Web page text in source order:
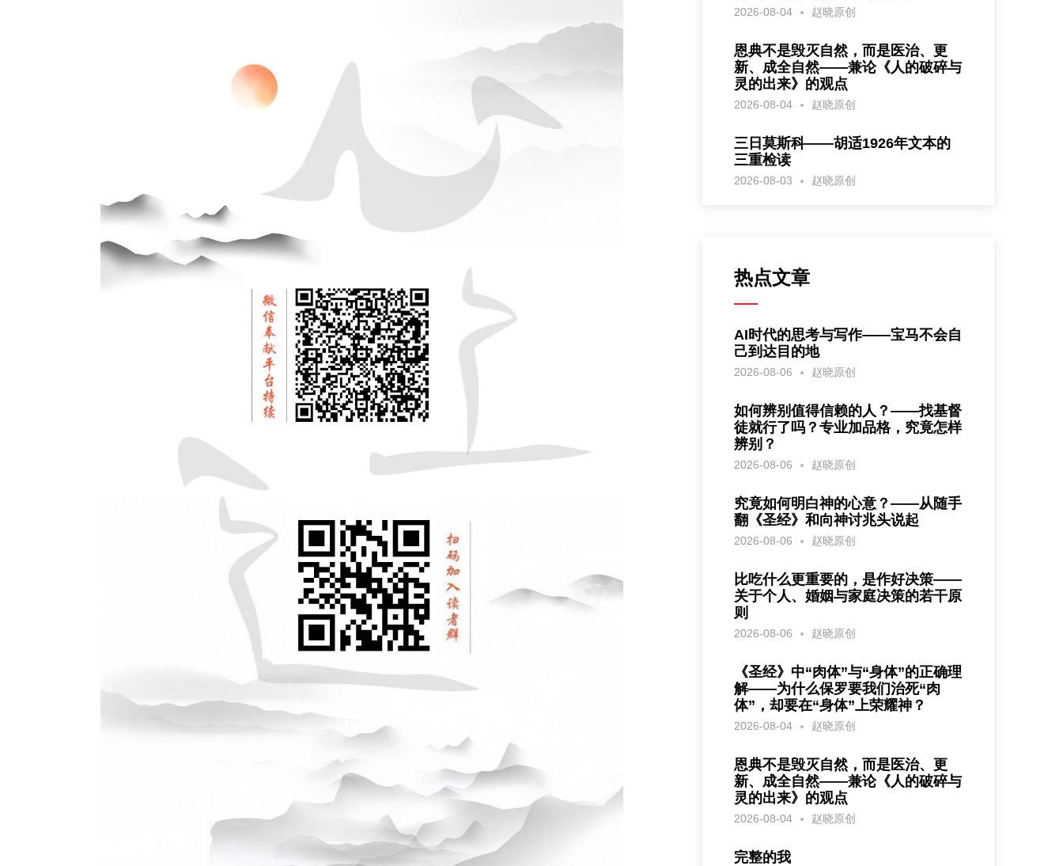
2026-08-04 赵晓原创
恩典不是毁灭自然，而是医治、更
新、成全自然——兼论《人的破碎与
灵的出来》的观点
2026-08-04 赵晓原创
三日莫斯科——胡适1926年文本的
三重检读
2026-08-03 赵晓原创
热点文章
AI时代的思考与写作——宝马不会自
己到达目的地
2026-08-06 赵晓原创
如何辨别值得信赖的人？——找基督
徒就行了吗？专业加品格，究竟怎样
辨别？
2026-08-06 赵晓原创
究竟如何明白神的心意？——从随手
翻《圣经》和向神讨兆头说起
2026-08-06 赵晓原创
比吃什么更重要的，是作好决策——
关于个人、婚姻与家庭决策的若干原
则
2026-08-06 赵晓原创
《圣经》中“肉体”与“身体”的正确理
解——为什么保罗要我们治死“肉
体”，却要在“身体”上荣耀神？
2026-08-04 赵晓原创
恩典不是毁灭自然，而是医治、更
新、成全自然——兼论《人的破碎与
灵的出来》的观点
2026-08-04 赵晓原创
完整的我